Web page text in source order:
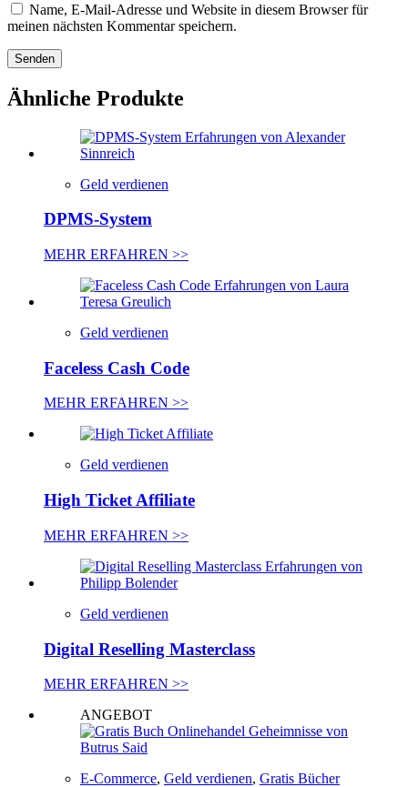
Name, E-Mail-Adresse und Website in diesem Browser für
meinen nächsten Kommentar speichern.
Senden
Ähnliche Produkte
Geld verdienen
DPMS-System
MEHR ERFAHREN >>
Geld verdienen
Faceless Cash Code
MEHR ERFAHREN >>
Geld verdienen
High Ticket Affiliate
MEHR ERFAHREN >>
Geld verdienen
Digital Reselling Masterclass
MEHR ERFAHREN >>
ANGEBOT
E-Commerce, Geld verdienen, Gratis Bücher